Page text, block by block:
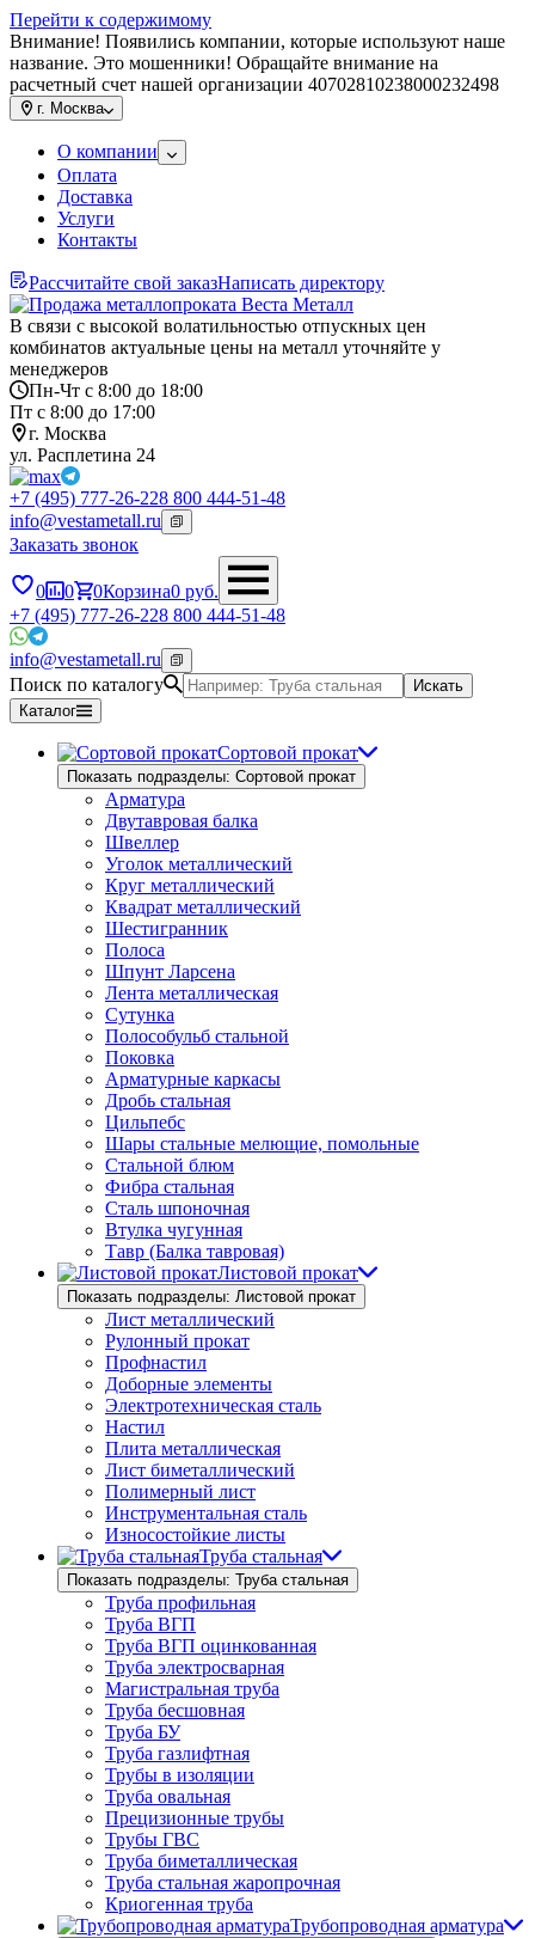
Перейти к содержимому
Внимание! Появились компании, которые используют наше
название. Это мошенники! Обращайте внимание на
расчетный счет нашей организации 40702810238000232498
г. Москва
О компании
Оплата
Доставка
Услуги
Контакты
Рассчитайте свой заказНаписать директору
В связи с высокой волатильностью отпускных цен
комбинатов актуальные цены на металл уточняйте у
менеджеров
Пн-Чт с 8:00 до 18:00
Пт с 8:00 до 17:00
г. Москва
ул. Расплетина 24
+7 (495) 777-26-228 800 444-51-48
info@vestametall.ru
Заказать звонок
0 0 0Корзина0 руб.
+7 (495) 777-26-228 800 444-51-48
info@vestametall.ru
Поиск по каталогу
Искать
Каталог
Сортовой прокат
Показать подразделы: Сортовой прокат
Арматура
Двутавровая балка
Швеллер
Уголок металлический
Круг металлический
Квадрат металлический
Шестигранник
Полоса
Шпунт Ларсена
Лента металлическая
Сутунка
Полособульб стальной
Поковка
Арматурные каркасы
Дробь стальная
Цильпебс
Шары стальные мелющие, помольные
Стальной блюм
Фибра стальная
Сталь шпоночная
Втулка чугунная
Тавр (Балка тавровая)
Листовой прокат
Показать подразделы: Листовой прокат
Лист металлический
Рулонный прокат
Профнастил
Доборные элементы
Электротехническая сталь
Настил
Плита металлическая
Лист биметаллический
Полимерный лист
Инструментальная сталь
Износостойкие листы
Труба стальная
Показать подразделы: Труба стальная
Труба профильная
Труба ВГП
Труба ВГП оцинкованная
Труба электросварная
Магистральная труба
Труба бесшовная
Труба БУ
Труба газлифтная
Трубы в изоляции
Труба овальная
Прецизионные трубы
Трубы ГВС
Труба биметаллическая
Труба стальная жаропрочная
Криогенная труба
Трубопроводная арматура